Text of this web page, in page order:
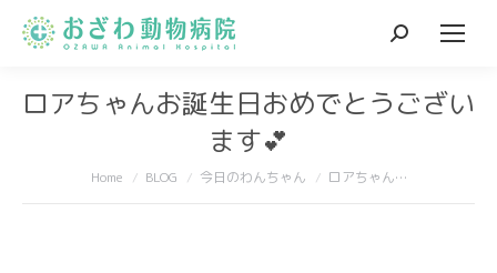
Search:
ロアちゃんお誕生日おめでとうござい
ます💕
You are here:
Home BLOG 今日のわんちゃん ロアちゃん…